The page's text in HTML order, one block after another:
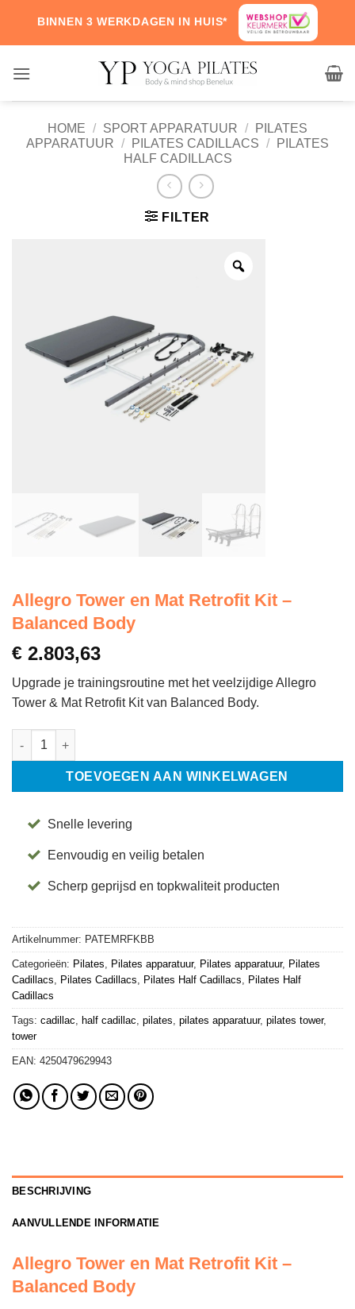
content
BINNEN 3 WERKDAGEN IN HUIS*
HOME / SPORT APPARATUUR /
PILATES
APPARATUUR
/ PILATES CADILLACS /
PILATES
HALF CADILLACS
FILTER
Allegro Tower en Mat Retrofit Kit –
Balanced Body
€ 2.803,63
Upgrade je trainingsroutine met het veelzijdige Allegro
Tower & Mat Retrofit Kit van Balanced Body.
Allegro Tower en Mat Retrofit Kit - Balanced Body aantal
TOEVOEGEN AAN WINKELWAGEN
Snelle levering
Eenvoudig en veilig betalen
Scherp geprijsd en topkwaliteit producten
Artikelnummer: PATEMRFKBB
Categorieën: Pilates Pilates apparatuur, Pilates apparatuur, Pilates
Cadillacs
Pilates Cadillacs Pilates Half Cadillacs
Pilates Half
Cadillacs
Tags: cadillac half cadillac pilates pilates apparatuur, pilates tower,
tower
EAN: 4250479629943
BESCHRIJVING
AANVULLENDE INFORMATIE
Allegro Tower en Mat Retrofit Kit –
Balanced Body